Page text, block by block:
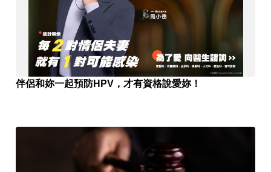
伴侶和妳一起預防HPV，才有資格說愛妳！